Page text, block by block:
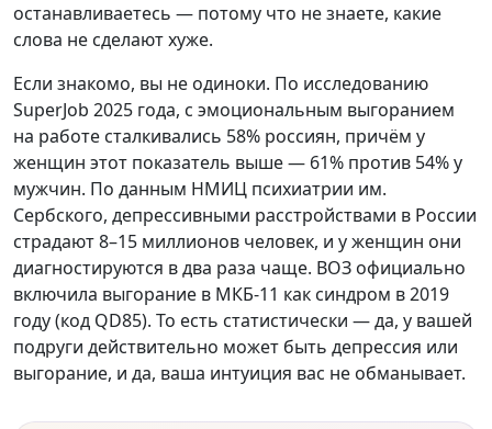
останавливаетесь — потому что не знаете, какие
слова не сделают хуже.
Если знакомо, вы не одиноки. По исследованию
SuperJob 2025 года, с эмоциональным выгоранием
на работе сталкивались 58% россиян, причём у
женщин этот показатель выше — 61% против 54% у
мужчин. По данным НМИЦ психиатрии им.
Сербского, депрессивными расстройствами в России
страдают 8–15 миллионов человек, и у женщин они
диагностируются в два раза чаще. ВОЗ официально
включила выгорание в МКБ-11 как синдром в 2019
году (код QD85). То есть статистически — да, у вашей
подруги действительно может быть депрессия или
выгорание, и да, ваша интуиция вас не обманывает.